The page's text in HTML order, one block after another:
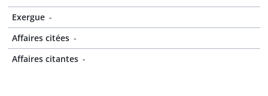
Exergue -
Affaires citées -
Affaires citantes -